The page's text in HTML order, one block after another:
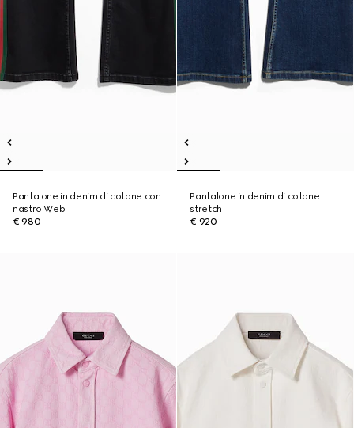
Pantalone in denim di cotone con
nastro Web
€ 980
Pantalone in denim di cotone
stretch
€ 920